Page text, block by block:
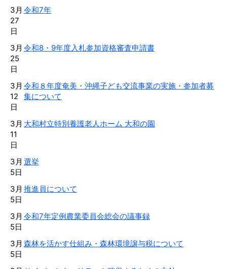
3月
27
日
令和7年
3月
25
日
令和8・9年度入札参加資格審査申請書
3月
12
日
令和８年度奄美・沖縄子ども交流事業の実施・参加者募
集について
3月
11
日
大和村立特別養護老人ホーム 大和の園
3月
5日
選挙
3月
5日
推進員について
3月
5日
令和7年定例農業委員会総会の議事録
3月
5日
森林を活かす仕組み・森林環境譲与税について